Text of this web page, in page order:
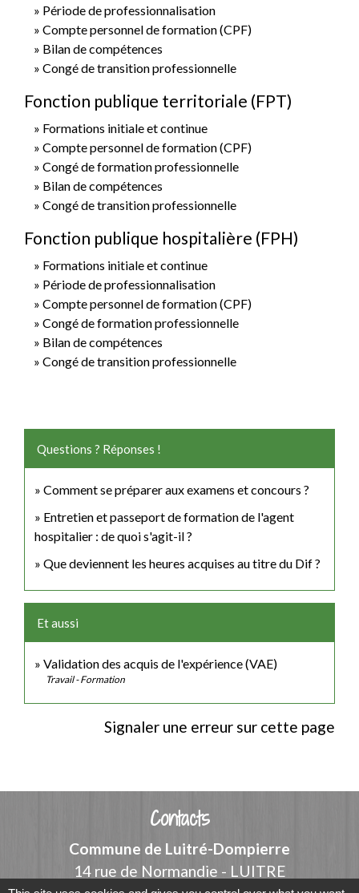
Période de professionnalisation
Compte personnel de formation (CPF)
Bilan de compétences
Congé de transition professionnelle
Fonction publique territoriale (FPT)
Formations initiale et continue
Compte personnel de formation (CPF)
Congé de formation professionnelle
Bilan de compétences
Congé de transition professionnelle
Fonction publique hospitalière (FPH)
Formations initiale et continue
Période de professionnalisation
Compte personnel de formation (CPF)
Congé de formation professionnelle
Bilan de compétences
Congé de transition professionnelle
Questions ? Réponses !
Comment se préparer aux examens et concours ?
Entretien et passeport de formation de l'agent
hospitalier : de quoi s'agit-il ?
Que deviennent les heures acquises au titre du Dif ?
Et aussi
Validation des acquis de l'expérience (VAE)
Travail - Formation
Signaler une erreur sur cette page
Contacts
Commune de Luitré-Dompierre
14 rue de Normandie - LUITRE